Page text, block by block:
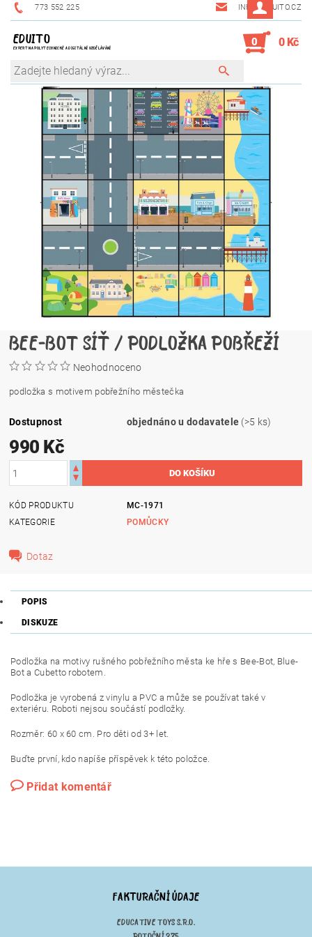
773 552 225 INFO@EDUITO.CZ
EDUITO
EXPERT NA POLYTECHNICKÉ A DIGITÁLNÍ VZDĚLÁVÁNÍ
0 0 Kč
BEE-BOT SÍŤ / PODLOŽKA POBŘEŽÍ
Neohodnoceno
podložka s motivem pobřežního městečka
Dostupnost objednáno u dodavatele (>5 ks)
990 Kč
KÓD PRODUKTU
MC-1971
KATEGORIE
POMŮCKY
Dotaz
POPIS
DISKUZE
Podložka na motivy rušného pobřežního města ke hře s Bee-Bot, Blue-
Bot a Cubetto robotem.
Podložka je vyrobená z vinylu a PVC a může se používat také v
exteriéru. Roboti nejsou součástí podložky.
Rozměr: 60 x 60 cm. Pro děti od 3+ let.
Buďte první, kdo napíše příspěvek k této položce.
Přidat komentář
FAKTURAČNÍ ÚDAJE
EDUCATIVE TOYS S.R.O.